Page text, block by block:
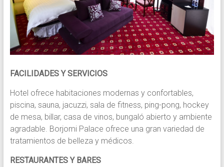
FACILIDADES Y SERVICIOS
Hotel ofrece habitaciones modernas y confortables,
piscina, sauna, jacuzzi, sala de fitness, ping-pong, hockey
de mesa, billar, casa de vinos, bungaló abierto y ambiente
agradable. Borjomi Palace ofrece una gran variedad de
tratamientos de belleza y médicos.
RESTAURANTES Y BARES